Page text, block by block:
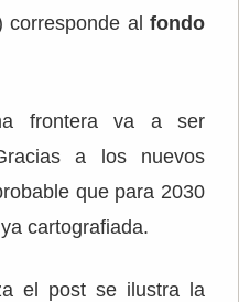
corresponde al fondo
frontera va a ser
a los nuevos
que para 2030
cartografiada.
el post se ilustra la